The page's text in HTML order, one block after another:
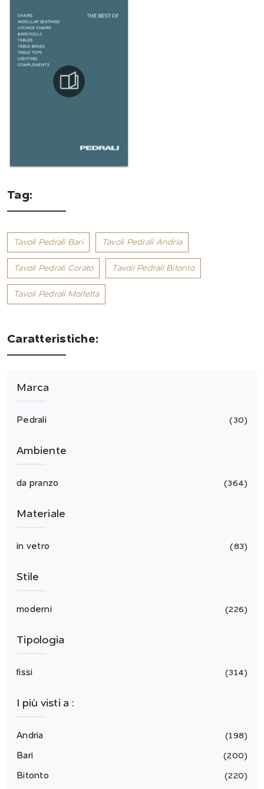
Tag:
Tavoli Pedrali Bari Tavoli Pedrali Andria
Tavoli Pedrali Corato Tavoli Pedrali Bitonto
Tavoli Pedrali Molfetta
Caratteristiche:
Marca
Pedrali 30
Ambiente
da pranzo 364
Materiale
in vetro 83
Stile
moderni 226
Tipologia
fissi 314
I più visti a :
Andria 198
Bari 200
Bitonto 220